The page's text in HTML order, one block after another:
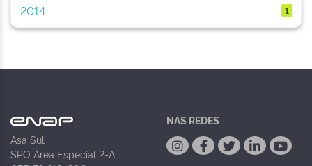
2014
1
Asa Sul
SPO Área Especial 2-A
NAS REDES